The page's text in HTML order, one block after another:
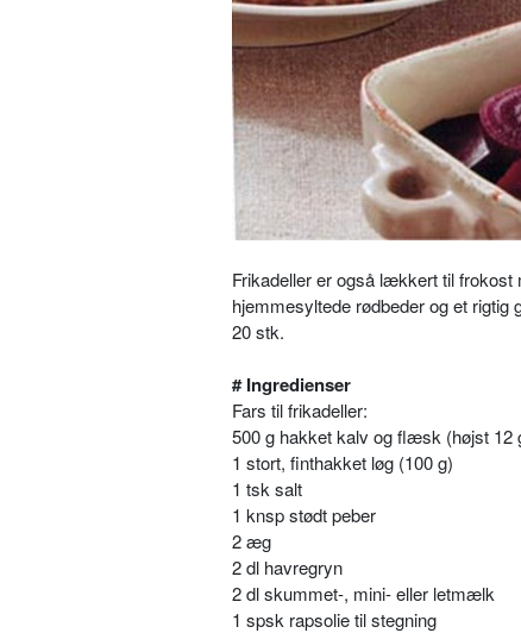
Frikadeller er også lækkert til frokost
hjemmesyltede rødbeder og et rigtig
20 stk.
# Ingredienser
Fars til frikadeller:
500 g hakket kalv og flæsk (højst 12
1 stort, finthakket løg (100 g)
1 tsk salt
1 knsp stødt peber
2 æg
2 dl havregryn
2 dl skummet-, mini- eller letmælk
1 spsk rapsolie til stegning